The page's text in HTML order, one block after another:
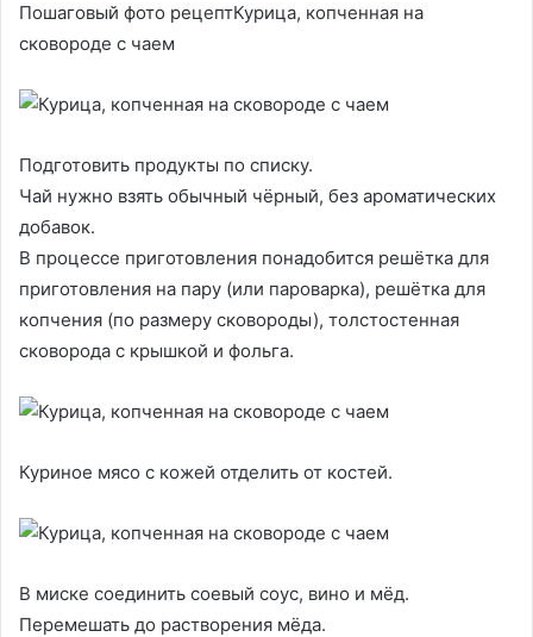
Пошаговый фото рецептКурица, копченная на
сковороде с чаем
Подготовить продукты по списку.
Чай нужно взять обычный чёрный, без ароматических
добавок.
В процессе приготовления понадобится решётка для
приготовления на пару (или пароварка), решётка для
копчения (по размеру сковороды), толстостенная
сковорода с крышкой и фольга.
Куриное мясо с кожей отделить от костей.
В миске соединить соевый соус, вино и мёд.
Перемешать до растворения мёда.